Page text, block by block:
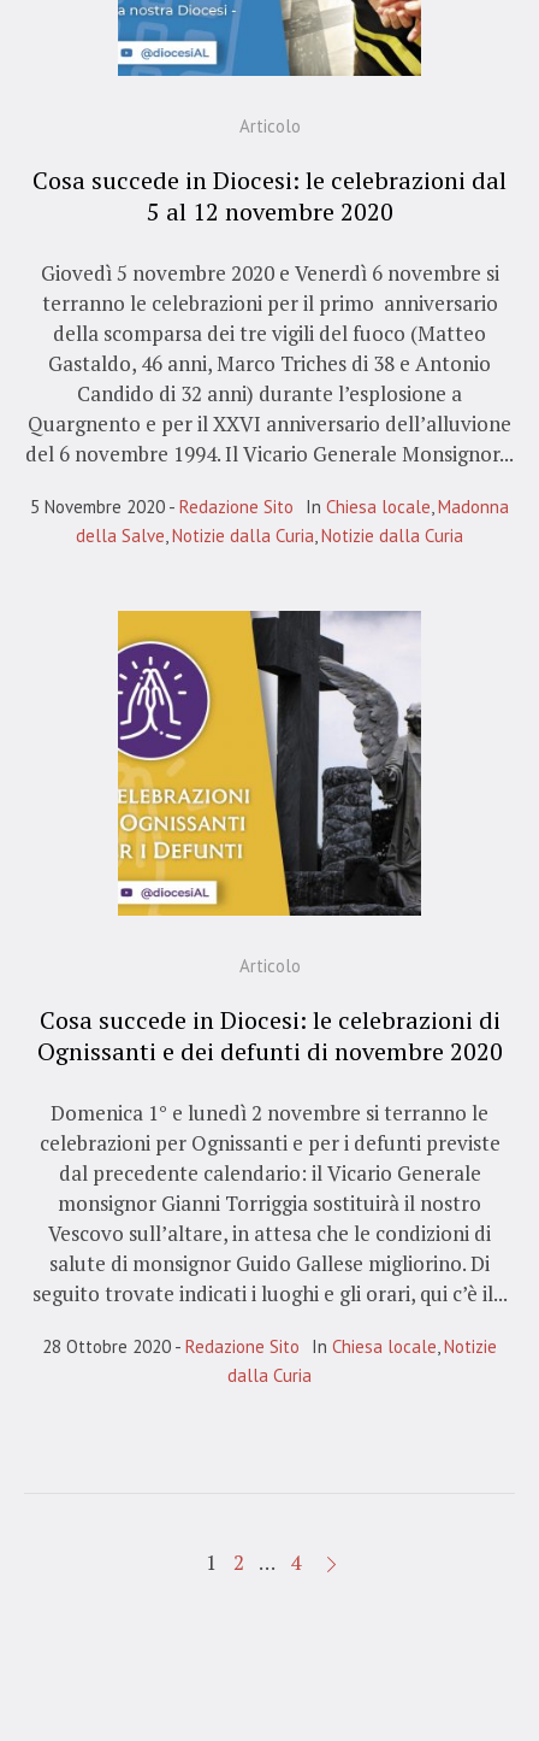
Articolo
Cosa succede in Diocesi: le celebrazioni dal
5 al 12 novembre 2020
Giovedì 5 novembre 2020 e Venerdì 6 novembre si
terranno le celebrazioni per il primo anniversario
della scomparsa dei tre vigili del fuoco (Matteo
Gastaldo, 46 anni, Marco Triches di 38 e Antonio
Candido di 32 anni) durante l’esplosione a
Quargnento e per il XXVI anniversario dell’alluvione
del 6 novembre 1994. Il Vicario Generale Monsignor...
5 Novembre 2020 Redazione Sito In Chiesa locale,Madonna
della Salve,Notizie dalla Curia,Notizie dalla Curia
Articolo
Cosa succede in Diocesi: le celebrazioni di
Ognissanti e dei defunti di novembre 2020
Domenica 1° e lunedì 2 novembre si terranno le
celebrazioni per Ognissanti e per i defunti previste
dal precedente calendario: il Vicario Generale
monsignor Gianni Torriggia sostituirà il nostro
Vescovo sull’altare, in attesa che le condizioni di
salute di monsignor Guido Gallese migliorino. Di
seguito trovate indicati i luoghi e gli orari, qui c’è il...
28 Ottobre 2020 Redazione Sito In Chiesa locale,Notizie
dalla Curia
1 2 … 4